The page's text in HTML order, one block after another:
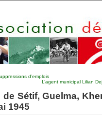
d’emplois
L’agent municipal Lilian
de Sétif, Guelma,
1945